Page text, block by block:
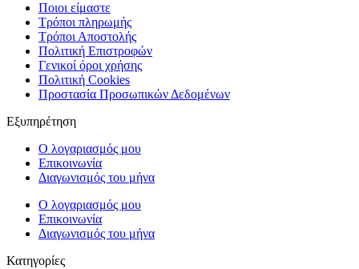
Ποιοι είμαστε
Τρόποι πληρωμής
Τρόποι Αποστολής
Πολιτική Επιστροφών
Γενικοί όροι χρήσης
Πολιτική Cookies
Προστασία Προσωπικών Δεδομένων
Εξυπηρέτηση
Ο λογαριασμός μου
Επικοινωνία
Διαγωνισμός του μήνα
Ο λογαριασμός μου
Επικοινωνία
Διαγωνισμός του μήνα
Κατηγορίες